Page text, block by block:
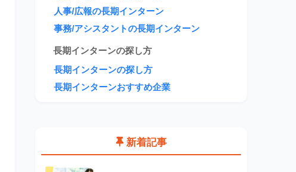
人事/広報の長期インターン
事務/アシスタントの長期インターン
長期インターンの探し方
長期インターンの探し方
長期インターンおすすめ企業
新着記事